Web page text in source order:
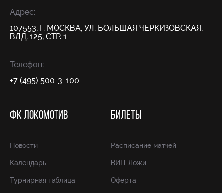
Адрес:
107553, Г. МОСКВА, УЛ. БОЛЬШАЯ ЧЕРКИЗОВСКАЯ,
ВЛД. 125, СТР. 1
Телефон:
+7 (495) 500-3-100
ФК ЛОКОМОТИВ
Новости
Календарь
Турнирная таблица
БИЛЕТЫ
Расписание матчей
ВИП-Ложи
Оферта